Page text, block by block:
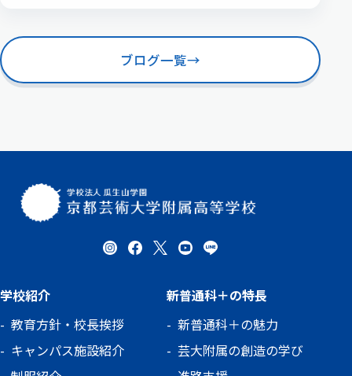
ブログ一覧→
学校紹介
教育方針・校長挨拶
キャンパス施設紹介
新普通科＋の特長
新普通科＋の魅力
芸大附属の創造の学び